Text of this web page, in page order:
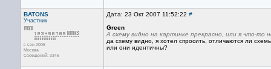
BATONS
Участник
с сен 2005
Москва
Сообщений: 3346
Дата: 23 Окт 2007 11:52:22 #
Green
А схему видно на картинке прекрасно, или я что-то
да схему видно, я хотел спросить, отличаются ли
или они идентичны?